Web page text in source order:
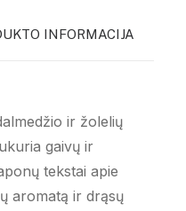
INFORMACIJA
ir žolelių
gaivų ir
tekstai apie
aromatą ir drąsų